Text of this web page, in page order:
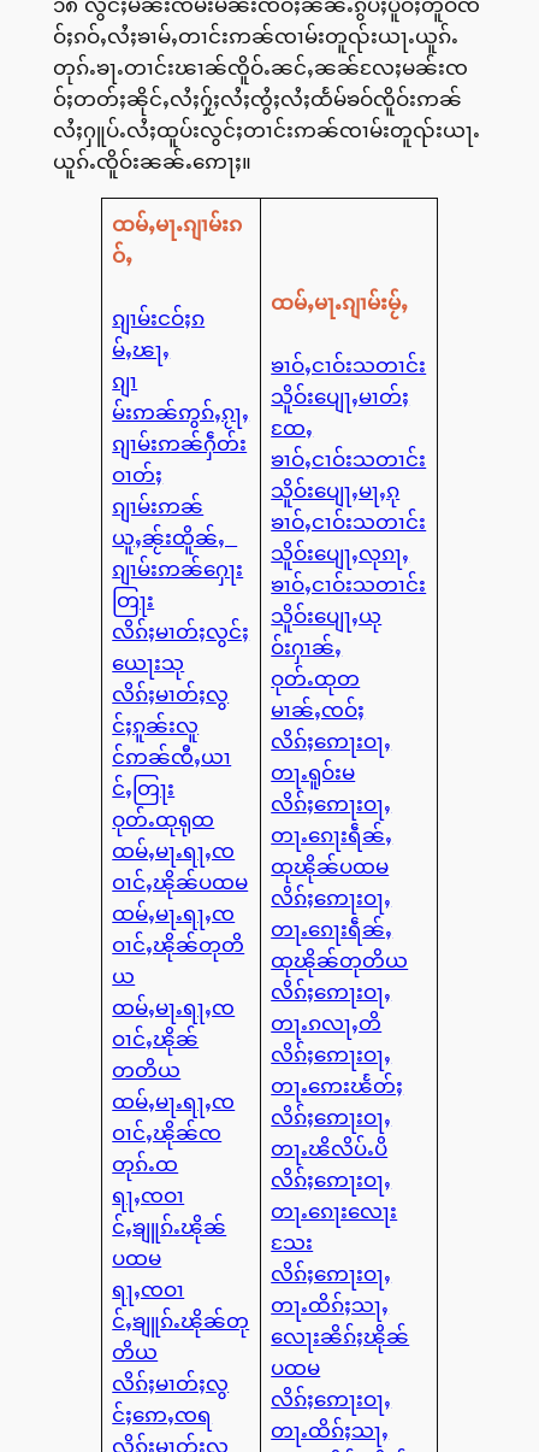
၁၈ လွင်ႈမၼ်းၸမ်းမၼ်းၸဝ်ႈၼၼ်ႉၵွပ်ႈပိူဝ်ႈတူဝ်ၸ
ဝ်ႈၵဝ်ႇလႆႈၶၢမ်ႇတၢင်းဢၼ်ၸၢမ်းတူၺ်းယႃႉယူၵ်ႉ
တုၵ်ႉၶႃႉတၢင်းၽၢၼ်ၸိူဝ်ႉၼင်ႇၼၼ်လႄႈမၼ်းၸ
ဝ်ႈတတ်ႈၼိုင်ႇလႆႈႁႂ်ႈလႆႈၸွႆႈလႆႈထႅမ်ၶဝ်ၸိူဝ်းဢၼ်
လႆႈႁူပ်ႉလႆႈထူပ်းလွင်ႈတၢင်းဢၼ်ၸၢမ်းတူၺ်းယႃႉ
ယူၵ်ႉၸိူဝ်းၼၼ်ႉဢေႃႈ။
ထမ်ႇမႃႉၵျၢမ်းၵ
ဝ်ႇ
ၵျၢမ်းငဝ်ႈၵ
မ်ႇၽႃႇ
ၵျၢ
မ်းဢၼ်ဢွၵ်ႇၵႂႃႇ
ၵျၢမ်းဢၼ်ႁဵတ်း
ဝၢတ်ႈ
ၵျၢမ်းဢၼ်
ယူႇၼႂ်းထိူၼ်ႇ
ၵျၢမ်းဢၼ်ႁေႃး
တြႃး
လိၵ်ႈမၢတ်ႈလွင်ႈ
ယေႃးသု
လိၵ်ႈမၢတ်ႈလွ
င်ႈၵူၼ်းလူ
င်ဢၼ်ၸီႇယၢ
င်ႇတြႃး
ဝုတ်ႉထုရုထ
ထမ်ႇမႃႉရႃႇၸ
ဝၢင်ႇၽိုၼ်ပထမ
ထမ်ႇမႃႉရႃႇၸ
ဝၢင်ႇၽိုၼ်တုတိ
ယ
ထမ်ႇမႃႉရႃႇၸ
ဝၢင်ႇၽိုၼ်
တတိယ
ထမ်ႇမႃႉရႃႇၸ
ဝၢင်ႇၽိုၼ်ၸ
တုၵ်ႉထ
ရႃႇၸဝၢ
င်ႇၶျူၵ်ႉၽိုၼ်
ပထမ
ရႃႇၸဝၢ
င်ႇၶျူၵ်ႉၽိုၼ်တု
တိယ
လိၵ်ႈမၢတ်ႈလွ
င်ႈဢေႇၸရ
လိၵ်ႈမၢတ်ႈလွ
ထမ်ႇမႃႉၵျၢမ်းမႂ်ႇ
ၶၢဝ်ႇငၢဝ်းသတၢင်း
သိူဝ်းပျေႃႇမၢတ်ႈ
ထႄႇ
ၶၢဝ်ႇငၢဝ်းသတၢင်း
သိူဝ်းပျေႃႇမႃႇၵု
ၶၢဝ်ႇငၢဝ်းသတၢင်း
သိူဝ်းပျေႃႇလုၵႃႇ
ၶၢဝ်ႇငၢဝ်းသတၢင်း
သိူဝ်းပျေႃႇယု
ဝ်းႁၢၼ်ႇ
ဝုတ်ႉထုတ
မၢၼ်ႇၸဝ်ႈ
လိၵ်ႈဢေႃးဝႃႇ
တႃႉရူဝ်းမ
လိၵ်ႈဢေႃးဝႃႇ
တႃႉၵေႃးရဵၼ်ႇ
ထုၽိုၼ်ပထမ
လိၵ်ႈဢေႃးဝႃႇ
တႃႉၵေႃးရဵၼ်ႇ
ထုၽိုၼ်တုတိယ
လိၵ်ႈဢေႃးဝႃႇ
တႃႉၵလႃႇတိ
လိၵ်ႈဢေႃးဝႃႇ
တႃႉဢေးၽႅတ်ႈ
လိၵ်ႈဢေႃးဝႃႇ
တႃႉၽိလိပ်ႉပိ
လိၵ်ႈဢေႃးဝႃႇ
တႃႉၵေႃးလေႃး
သႄး
လိၵ်ႈဢေႃးဝႃႇ
တႃႉထိၵ်ႈသႃႇ
လေႃးၼိၵ်ႈၽိုၼ်
ပထမ
လိၵ်ႈဢေႃးဝႃႇ
တႃႉထိၵ်ႈသႃႇ